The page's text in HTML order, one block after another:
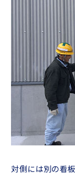
対側には別の看板